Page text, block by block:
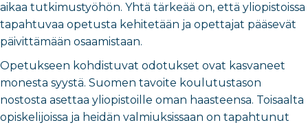
aikaa tutkimustyöhön. Yhtä tärkeää on, että yliopistoissa
tapahtuvaa opetusta kehitetään ja opettajat pääsevät
päivittämään osaamistaan.
Opetukseen kohdistuvat odotukset ovat kasvaneet
monesta syystä. Suomen tavoite koulutustason
nostosta asettaa yliopistoille oman haasteensa. Toisaalta
opiskelijoissa ja heidän valmiuksissaan on tapahtunut